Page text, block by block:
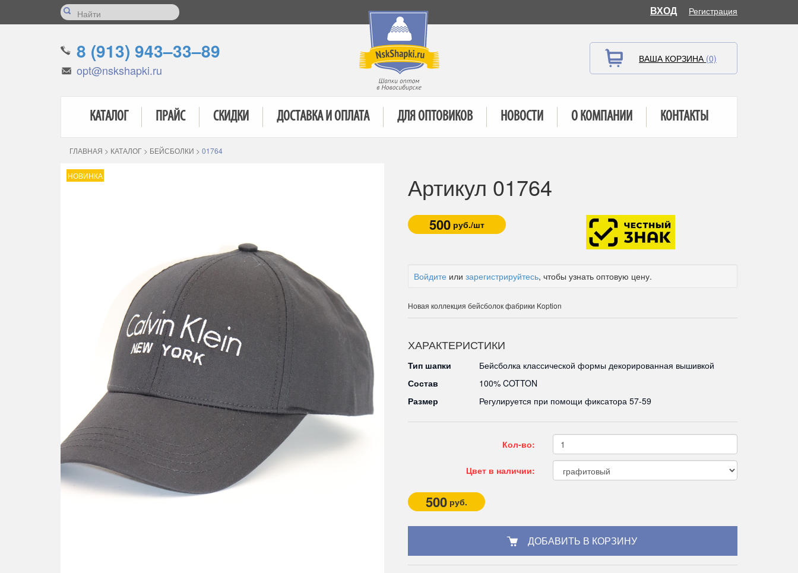
ВХОД Регистрация
8 (913) 943–33–89
opt@nskshapki.ru
ВАША КОРЗИНА (0)
КАТАЛОГ ПРАЙС СКИДКИ ДОСТАВКА И ОПЛАТА ДЛЯ ОПТОВИКОВ НОВОСТИ О КОМПАНИИ КОНТАКТЫ
ГЛАВНАЯ > КАТАЛОГ > БЕЙСБОЛКИ > 01764
НОВИНКА Артикул 01764
500 руб./шт
Войдите или зарегистрируйтесь, чтобы узнать оптовую цену.
Новая коллекция бейсболок фабрики Koption
ХАРАКТЕРИСТИКИ
Тип шапки
Бейсболка классической формы декорированная вышивкой
Состав
100% COTTON
Размер
Регулируется при помощи фиксатора 57-59
Кол-во:
Цвет в наличии:
500 руб.